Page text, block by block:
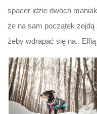
spacer idzie dwóch
że na sam początek zejdą
żeby wdrapać się na..